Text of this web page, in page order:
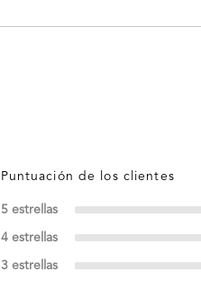
5 estrellas
4 estrellas
3 estrellas